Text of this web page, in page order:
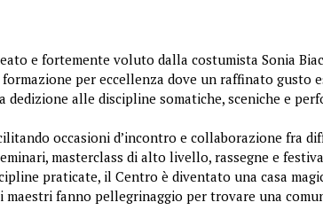
e fortemente voluto dalla costumista Sonia
per eccellenza dove un raffinato gusto
alle discipline somatiche, sceniche e
occasioni d’incontro e collaborazione fra
masterclass di alto livello, rassegne e
praticate, il Centro è diventato una casa
fanno pellegrinaggio per trovare una